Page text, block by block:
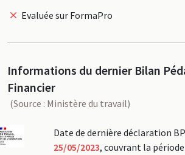
Evaluée sur FormaPro
Informations du dernier Bilan
Financier
(Source : Ministère du travail)
Date de dernière déclaration
25/05/2023, couvrant la période